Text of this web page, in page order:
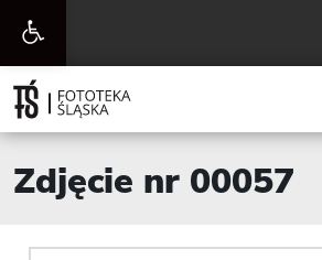
Otwórz
pasek
narzędzi
Zdjęcie nr 00057